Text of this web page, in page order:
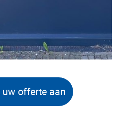
offerte aan